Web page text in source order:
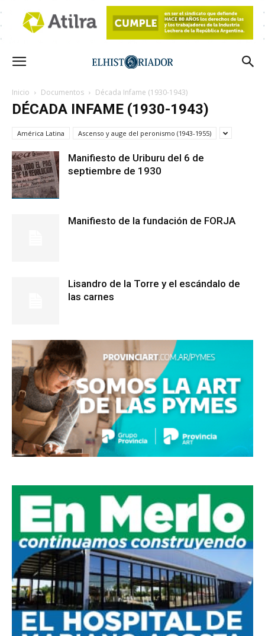
Inicio Documentos Década Infame (1930-1943)
DÉCADA INFAME (1930-1943)
América Latina Ascenso y auge del peronismo (1943-1955)
Manifiesto de Uriburu del 6 de
septiembre de 1930
Manifiesto de la fundación de FORJA
Lisandro de la Torre y el escándalo de
las carnes